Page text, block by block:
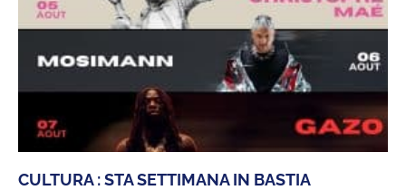
CULTURA : STA SETTIMANA IN BASTIA